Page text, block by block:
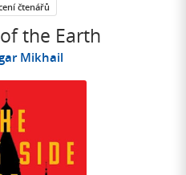
the Earth
Mikhail
čtenářů